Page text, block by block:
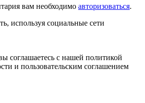
вам необходимо авторизоваться.
используя социальные сети
соглашаетесь с нашей политикой
и пользовательским соглашением